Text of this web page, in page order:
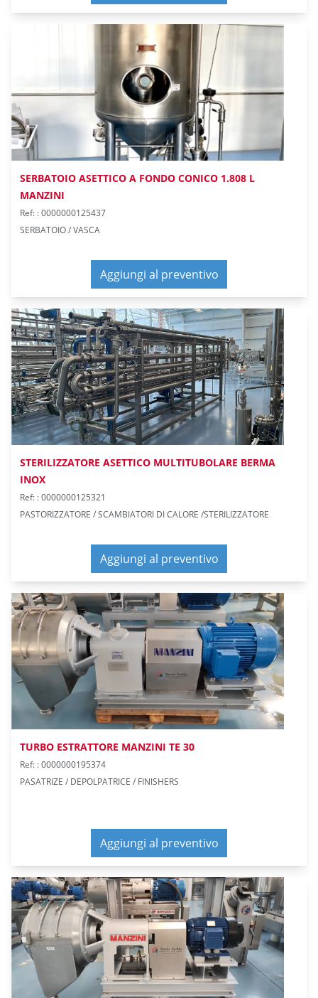
SERBATOIO ASETTICO A FONDO CONICO 1.808 L
MANZINI
Ref: : 0000000125437
SERBATOIO / VASCA
Aggiungi al preventivo
STERILIZZATORE ASETTICO MULTITUBOLARE BERMA
INOX
Ref: : 0000000125321
PASTORIZZATORE / SCAMBIATORI DI CALORE /STERILIZZATORE
Aggiungi al preventivo
TURBO ESTRATTORE MANZINI TE 30
Ref: : 0000000195374
PASATRIZE / DEPOLPATRICE / FINISHERS
Aggiungi al preventivo